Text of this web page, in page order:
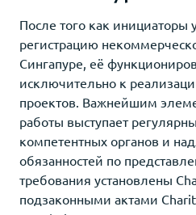
После того как
регистрацию
Сингапуре, её
исключительно к
проектов. Важнейшим
работы выступает
компетентных органов и
обязанностей по
требования установлены
подзаконными актами